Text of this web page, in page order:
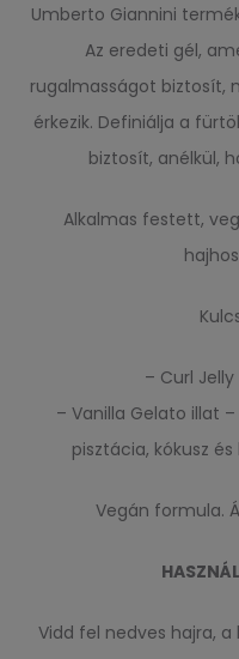
Umberto Giannini
Az eredeti gél,
rugalmasságot biztosít,
érkezik. Definiálja a
biztosít, anélkül,
Alkalmas festett,
– Curl
– Vanilla Gelato illat
pisztácia, kókusz
Vegán formula.
Vidd fel nedves hajra,